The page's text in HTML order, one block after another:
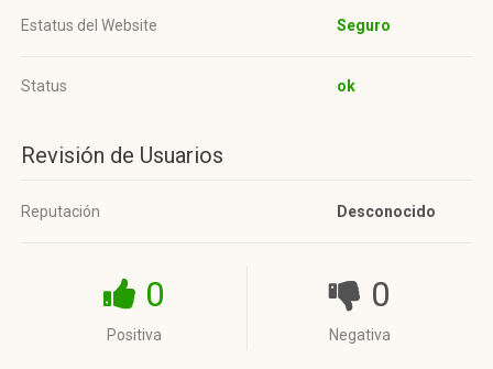
Estatus del Website Seguro
Status ok
Revisión de Usuarios
Reputación Desconocido
0
Positiva
0
Negativa